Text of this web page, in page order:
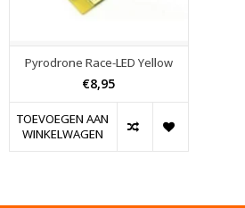
Pyrodrone Race-LED Yellow
€8,95
TOEVOEGEN AAN
WINKELWAGEN